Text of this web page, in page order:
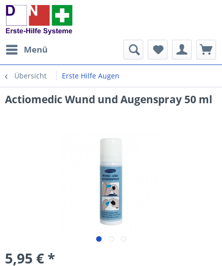
Menü
Übersicht Erste Hilfe Augen
Actiomedic Wund und Augenspray 50 ml
5,95 € *